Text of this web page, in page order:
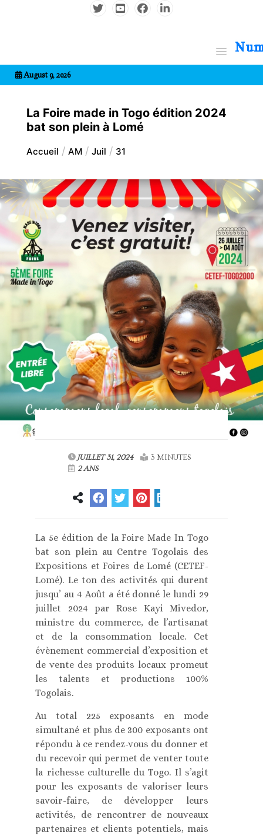
August 9, 2026
La Foire made in Togo édition 2024
bat son plein à Lomé
Accueil AM Juil 31
JUILLET 31, 2024
3 MINUTES
2 ANS
La 5e édition de la Foire Made In Togo
bat son plein au Centre Togolais des
Expositions et Foires de Lomé (CETEF-
Lomé). Le ton des activités qui durent
jusqu’ au 4 Août a été donné le lundi 29
juillet 2024 par Rose Kayi Mivedor,
ministre du commerce, de l’artisanat
et de la consommation locale. Cet
évènement commercial d’exposition et
de vente des produits locaux promeut
les talents et productions 100%
Togolais.
Au total 225 exposants en mode
simultané et plus de 300 exposants ont
répondu à ce rendez-vous du donner et
du recevoir qui permet de venter toute
la richesse culturelle du Togo. Il s’agit
pour les exposants de valoriser leurs
savoir-faire, de développer leurs
activités, de rencontrer de nouveaux
partenaires et clients potentiels, mais